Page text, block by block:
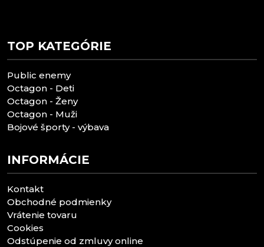
TOP KATEGÓRIE
Public enemy
Octagon - Deti
Octagon - Ženy
Octagon - Muži
Bojové športy - výbava
INFORMÁCIE
Kontakt
Obchodné podmienky
Vrátenie tovaru
Cookies
Odstúpenie od zmluvy online